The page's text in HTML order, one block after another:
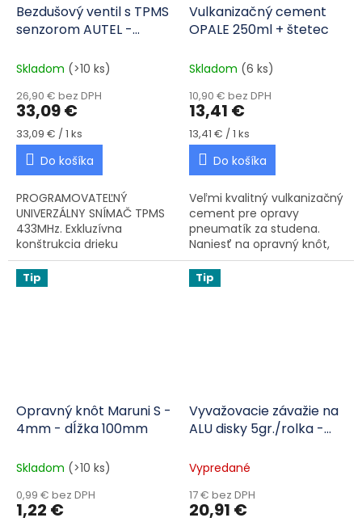
Bezdušový ventil s TPMS
senzorom AUTEL -
Skladom (>10 ks)
26,90 € bez DPH
33,09 €
Jednotková cena:
33,09 € / 1 ks
Do košíka
PROGRAMOVATEĽNÝ
UNIVERZÁLNY SNÍMAČ TPMS
433MHz. Exkluzívna
konštrukcia drieku
uvoľňovacieho ventilu
PRESS od MX-Sensor
umožňuje gumové a
Vulkanizačný cement
OPALE 250ml + štetec
Skladom (6 ks)
10,90 € bez DPH
13,41 €
Jednotková cena:
13,41 € / 1 ks
Do košíka
Veľmi kvalitný vulkanizačný
cement pre opravy
pneumatík za studena.
Naniesť na opravný knôt,
hríbik - alebo záplatu -
odporúčame aj do lepenej
diery.
Tip
Opravný knôt Maruni S -
4mm - dĺžka 100mm
Skladom (>10 ks)
0,99 € bez DPH
1,22 €
Tip
Vyvažovacie závažie na
ALU disky 5gr./rolka -
nalepovacie
Vypredané
17 € bez DPH
20,91 €